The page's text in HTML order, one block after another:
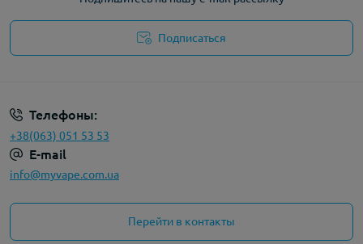
Подписаться
Телефоны:
+38(063) 051 53 53
E-mail
info@myvape.com.ua
Перейти в контакты